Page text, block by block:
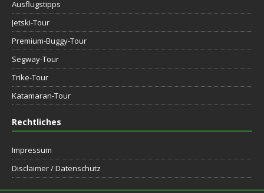
Ausflugstipps
Jetski-Tour
Premium-Buggy-Tour
Segway-Tour
Trike-Tour
Katamaran-Tour
Rechtliches
Impressum
Disclaimer / Datenschutz